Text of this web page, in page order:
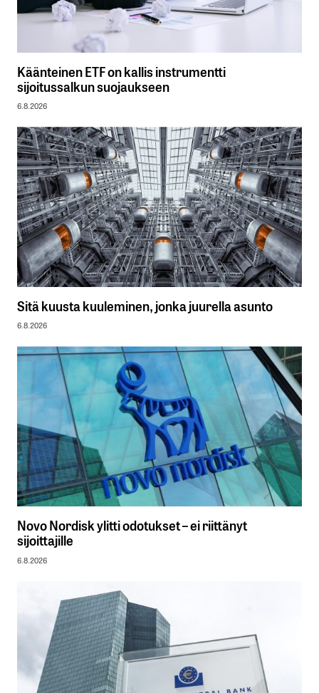
Käänteinen ETF on kallis instrumentti
sijoitussalkun suojaukseen
6.8.2026
Sitä kuusta kuuleminen, jonka juurella asunto
6.8.2026
Novo Nordisk ylitti odotukset – ei riittänyt
sijoittajille
6.8.2026